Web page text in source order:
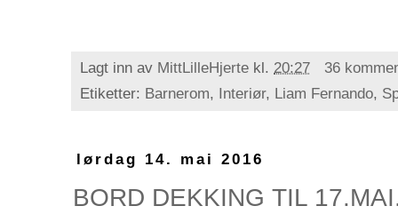
Lagt inn av MittLilleHjerte kl. 20:27
36
Etiketter: Barnerom, Interiør, Liam Fernando,
lørdag 14. mai 2016
BORD DEKKING TIL